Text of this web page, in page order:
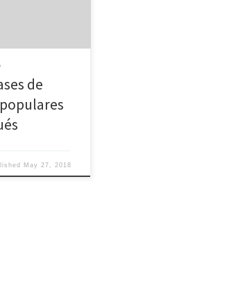
de
May 27, 2018